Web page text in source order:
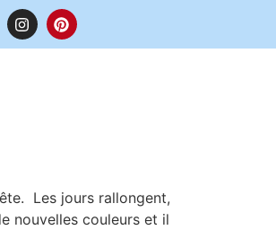
Les jours rallongent,
nouvelles couleurs et il